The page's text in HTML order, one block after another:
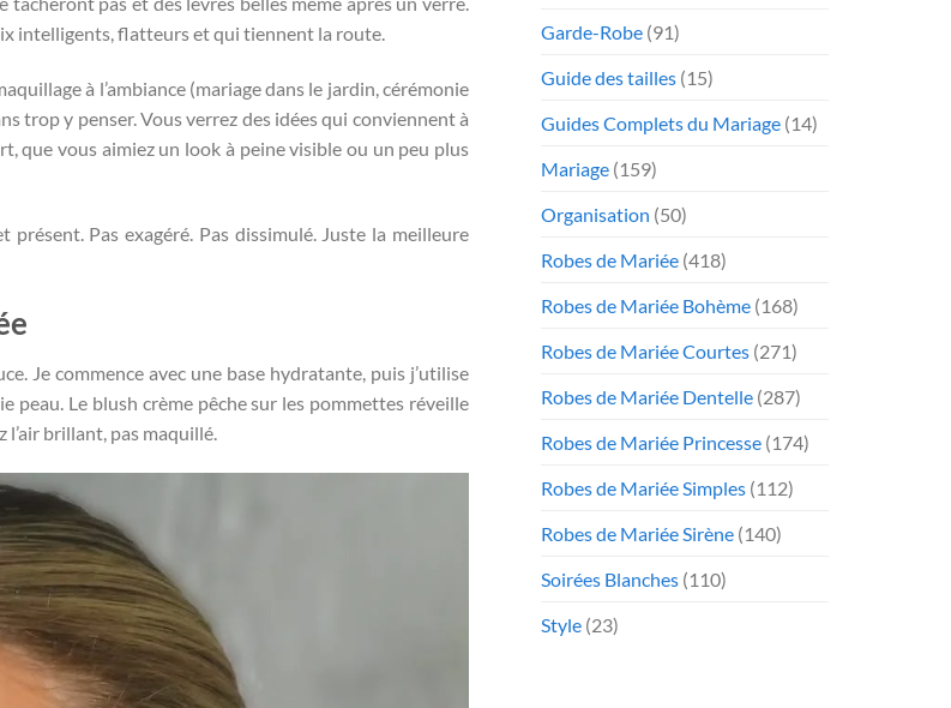
intelligents, flatteurs et qui tiennent la route.
à l’ambiance (mariage dans le jardin, cérémonie
trop y penser. Vous verrez des idées qui conviennent à
que vous aimiez un look à peine visible ou un peu plus
Pas exagéré. Pas dissimulé. Juste la meilleure
Je commence avec une base hydratante, puis j’utilise
Le blush crème pêche sur les pommettes réveille
l’air brillant, pas maquillé.
Garde-Robe (91)
Guide des tailles (15)
Guides Complets du Mariage (14)
Mariage (159)
Organisation (50)
Robes de Mariée (418)
Robes de Mariée Bohème (168)
Robes de Mariée Courtes (271)
Robes de Mariée Dentelle (287)
Robes de Mariée Princesse (174)
Robes de Mariée Simples (112)
Robes de Mariée Sirène (140)
Soirées Blanches (110)
Style (23)